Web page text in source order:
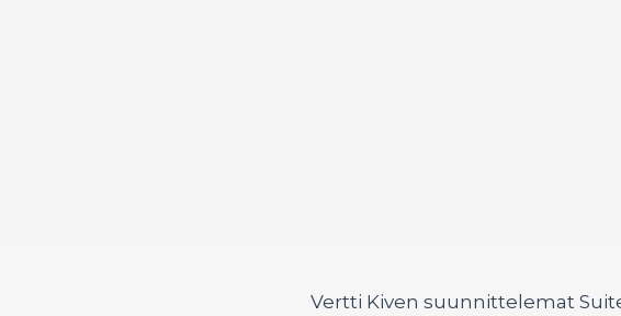
Vertti Kiven suunnittelemat